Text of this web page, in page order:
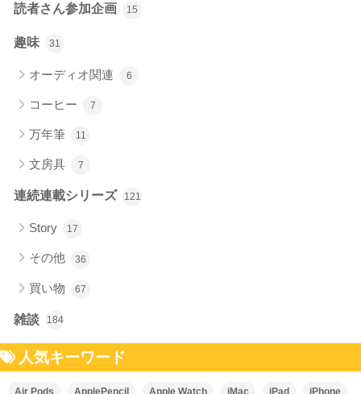
読者さん参加企画 15
趣味 31
オーディオ関連 6
コーヒー 7
万年筆 11
文房具 7
連続連載シリーズ 121
Story 17
その他 36
買い物 67
雑談 184
人気キーワード
Air Pods ApplePencil Apple Watch iMac iPad iPhone